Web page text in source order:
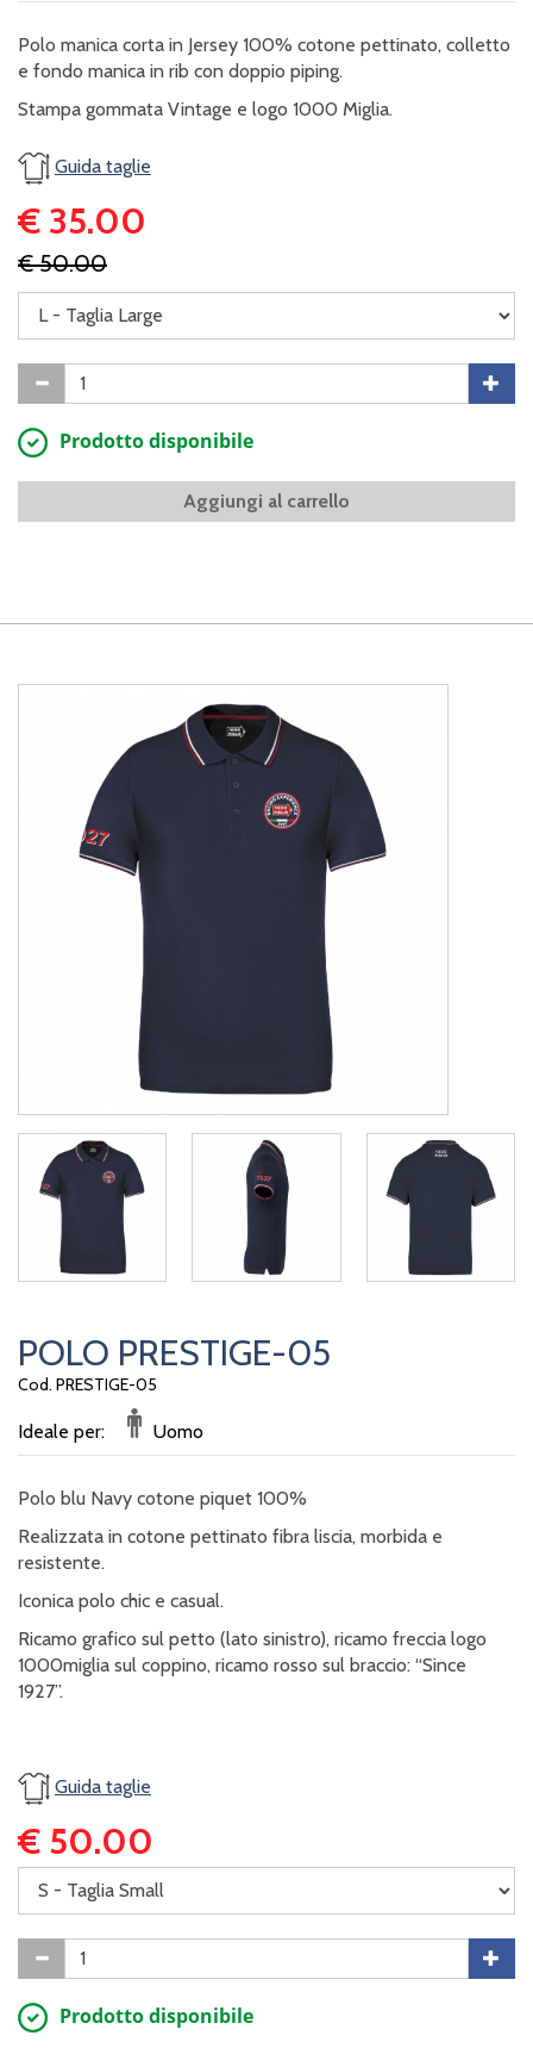
Polo manica corta in Jersey 100% cotone pettinato, colletto
e fondo manica in rib con doppio piping.
Stampa gommata Vintage e logo 1000 Miglia.
Guida taglie
€ 35.00
€ 50.00
Prodotto disponibile
Aggiungi al carrello
POLO PRESTIGE-05
Cod. PRESTIGE-05
Ideale per: Uomo
Polo blu Navy cotone piquet 100%
Realizzata in cotone pettinato fibra liscia, morbida e
resistente.
Iconica polo chic e casual.
Ricamo grafico sul petto (lato sinistro), ricamo freccia logo
1000miglia sul coppino, ricamo rosso sul braccio: “Since
1927”.
Guida taglie
€ 50.00
Prodotto disponibile